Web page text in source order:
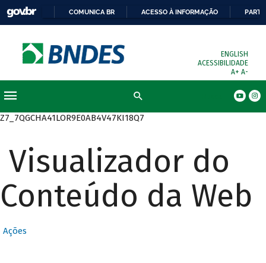
COMUNICA BR ACESSO À INFORMAÇÃO
ENGLISH
ACESSIBILIDADE
A+ A-
Z7_7QGCHA41LOR9E0AB4V47KI18Q7
Visualizador do
Conteúdo da Web
Ações